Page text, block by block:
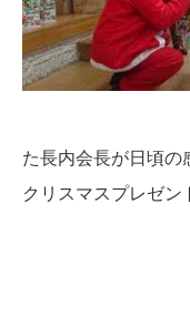
た長内会長が日頃の
クリスマスプレゼン